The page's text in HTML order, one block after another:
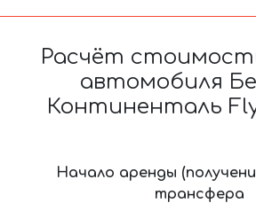
Расчёт
автомобиля
Континенталь
Начало аренды
трансфера